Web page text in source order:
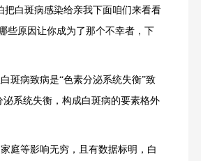
白斑病感染给亲我下面咱们来看看
些原因让你成为了那个不幸者，下
斑病致病是“色素分泌系统失衡”致
系统失衡，构成白斑病的要素格外
庭等影响无穷，且有数据标明，白